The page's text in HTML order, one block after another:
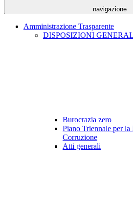
navigazione
Amministrazione Trasparente
DISPOSIZIONI
Burocrazia zero
Piano Triennale per la
Corruzione
Atti generali